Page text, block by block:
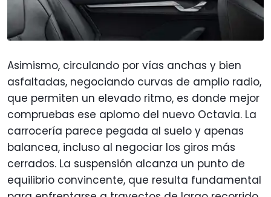
Asimismo, circulando por vías anchas y bien
asfaltadas, negociando curvas de amplio radio,
que permiten un elevado ritmo, es donde mejor
compruebas ese aplomo del nuevo Octavia. La
carrocería parece pegada al suelo y apenas
balancea, incluso al negociar los giros más
cerrados. La suspensión alcanza un punto de
equilibrio convincente, que resulta fundamental